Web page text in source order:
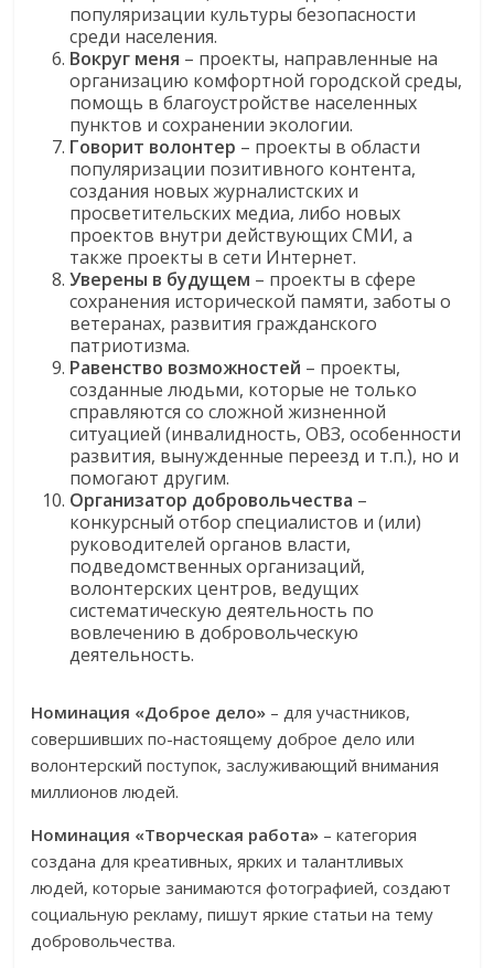
популяризации культуры безопасности
среди населения.
Вокруг меня – проекты, направленные на
организацию комфортной городской среды,
помощь в благоустройстве населенных
пунктов и сохранении экологии.
Говорит волонтер – проекты в области
популяризации позитивного контента,
создания новых журналистских и
просветительских медиа, либо новых
проектов внутри действующих СМИ, а
также проекты в сети Интернет.
Уверены в будущем – проекты в сфере
сохранения исторической памяти, заботы о
ветеранах, развития гражданского
патриотизма.
Равенство возможностей – проекты,
созданные людьми, которые не только
справляются со сложной жизненной
ситуацией (инвалидность, ОВЗ, особенности
развития, вынужденные переезд и т.п.), но и
помогают другим.
Организатор добровольчества –
конкурсный отбор специалистов и (или)
руководителей органов власти,
подведомственных организаций,
волонтерских центров, ведущих
систематическую деятельность по
вовлечению в добровольческую
деятельность.
Номинация «Доброе дело» – для участников,
совершивших по-настоящему доброе дело или
волонтерский поступок, заслуживающий внимания
миллионов людей.
Номинация «Творческая работа» – категория
создана для креативных, ярких и талантливых
людей, которые занимаются фотографией, создают
социальную рекламу, пишут яркие статьи на тему
добровольчества.